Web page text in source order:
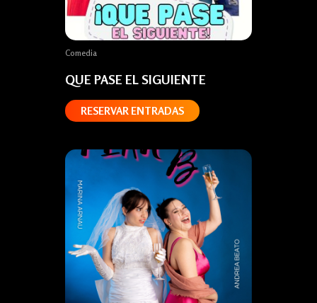
Comedia
QUE PASE EL SIGUIENTE
RESERVAR ENTRADAS